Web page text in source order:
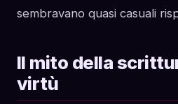
sembravano quasi casuali
Il mito della
virtù